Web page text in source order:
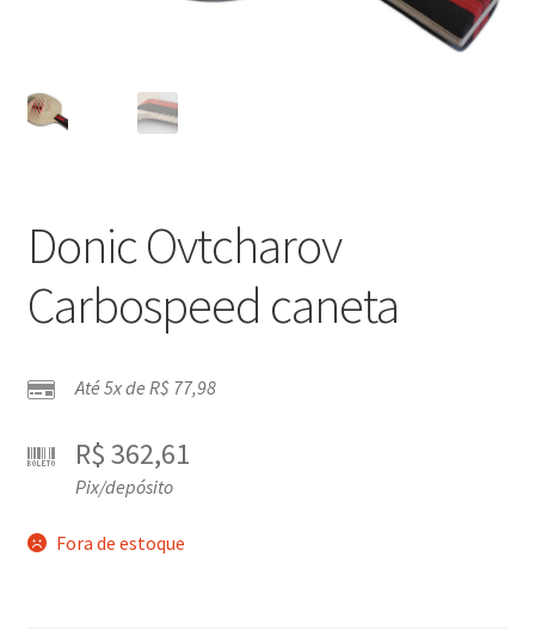
Donic Ovtcharov
Carbospeed caneta
Até 5x de R$77,98
R$362,61
Pix/depósito
Fora de estoque